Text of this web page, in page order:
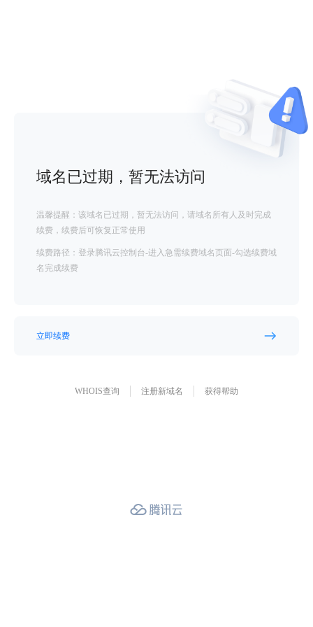
域名已过期，暂无法访问
温馨提醒：该域名已过期，暂无法访问，请域名所有人及时完成
续费，续费后可恢复正常使用
续费路径：登录腾讯云控制台-进入急需续费域名页面-勾选续费域
名完成续费
立即续费
WHOIS查询 注册新域名 获得帮助